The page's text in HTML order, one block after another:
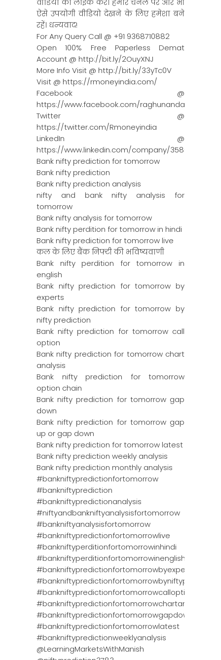
वीडियो को लाइक करें। हमारे चैनल पर और भी
ऐसे उपयोगी वीडियो देखने के लिए हमेशा बने
रहें। धन्यवाद!
For Any Query Call @ +91 9368710882
Open 100% Free Paperless Demat
Account @ http://bit.ly/2OuyXNJ
More Info Visit @ http://bit.ly/33yTc0V
Visit @ https://rmoneyindia.com/
Facebook @
https://www.facebook.com/
Twitter @
https://twitter.com/Rmoneyindia
LinkedIn @
https://www.linkedin.com/company/3580395/
Bank nifty prediction for tomorrow
Bank nifty prediction
Bank nifty prediction analysis
nifty and bank nifty analysis for
tomorrow
Bank nifty analysis for tomorrow
Bank nifty perdition for tomorrow in hindi
Bank nifty prediction for tomorrow live
कल के लिए बैंक निफ्टी की भविष्यवाणी
Bank nifty perdition for tomorrow in
english
Bank nifty prediction for tomorrow by
experts
Bank nifty prediction for tomorrow by
nifty prediction
Bank nifty prediction for tomorrow call
option
Bank nifty prediction for tomorrow chart
analysis
Bank nifty prediction for tomorrow
option chain
Bank nifty prediction for tomorrow gap
down
Bank nifty prediction for tomorrow gap
up or gap down
Bank nifty prediction for tomorrow latest
Bank nifty prediction weekly analysis
Bank nifty prediction monthly analysis
#bankniftypredictionfortomorrow
#bankniftyprediction
#bankniftypredictionanalysis
#niftyandbankniftyanalysisfortomorrow
#bankniftyanalysisfortomorrow
#bankniftypredictionfortomorrowlive
#bankniftyperditionfortomorrowinhindi
#bankniftyperditionfortomorrowinenglish
#bankniftypredictionfortomorrowbyexperts
#bankniftypredictionfortomorrowbyniftyprediction
#bankniftypredictionfortomorrowcalloption
#bankniftypredictionfortomorrowchartanalysis
#bankniftypredictionfortomorrowgapdown
#bankniftypredictionfortomorrowlatest
#bankniftypredictionweeklyanalysis
@LearningMarketsWithManish